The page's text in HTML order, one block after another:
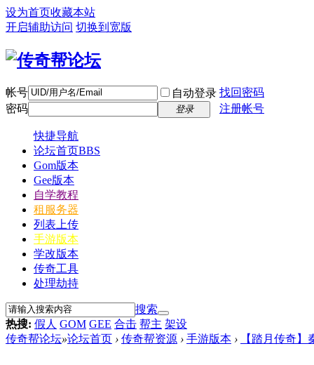
设为首页收藏本站
开启辅助访问 切换到宽版
帐号 自动登录 找回密码
密码
登录 注册帐号
快捷导航
论坛首页BBS
Gom版本
Gee版本
自学教程
租服务器
列表上传
手游版本
学改版本
传奇工具
处理劫持
搜索
热搜: 假人 GOM GEE 合击 帮主 架设
传奇帮论坛»论坛首页 › 传奇帮资源 › 手游版本 › 【踏月传奇